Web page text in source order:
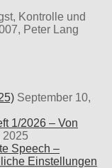
Kontrolle und
Peter Lang
September 10,
1/2026 – Von
2025
Speech –
Einstellungen